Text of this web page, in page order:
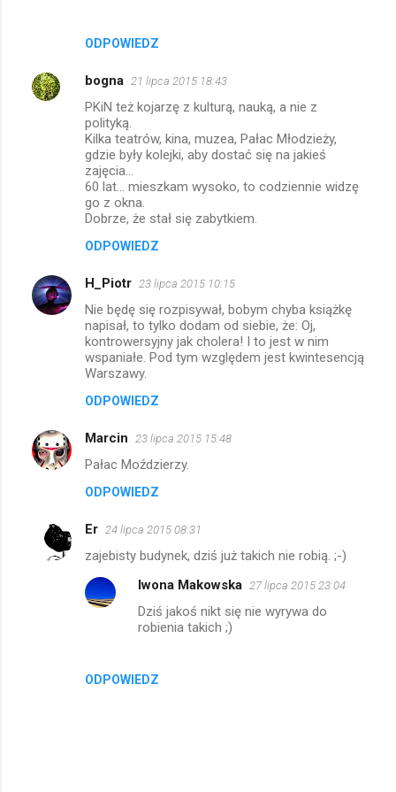
ODPOWIEDZ
bogna 21 lipca 2015 18:43
PKiN też kojarzę z kulturą, nauką, a nie z
polityką.
Kilka teatrów, kina, muzea, Pałac Młodzieży,
gdzie były kolejki, aby dostać się na jakieś
zajęcia...
60 lat... mieszkam wysoko, to codziennie widzę
go z okna.
Dobrze, że stał się zabytkiem.
ODPOWIEDZ
H_Piotr 23 lipca 2015 10:15
Nie będę się rozpisywał, bobym chyba książkę
napisał, to tylko dodam od siebie, że: Oj,
kontrowersyjny jak cholera! I to jest w nim
wspaniałe. Pod tym względem jest kwintesencją
Warszawy.
ODPOWIEDZ
Marcin 23 lipca 2015 15:48
Pałac Moździerzy.
ODPOWIEDZ
Er 24 lipca 2015 08:31
zajebisty budynek, dziś już takich nie robią. ;-)
ODPOWIEDZ
Iwona Makowska 27 lipca 2015 23:04
Dziś jakoś nikt się nie wyrywa do
robienia takich ;)